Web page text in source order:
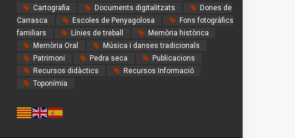
Cartografia
Documents digitalitzats
Dones de
Carrasca
Escoles de Penyagolosa
Fons fotogràfics
familiars
Línies de treball
Memòria històrica
Memòria Oral
Música i danses tradicionals
Patrimoni
Pedra seca
Publicacions
Recursos didàctics
Recursos Informació
Toponímia